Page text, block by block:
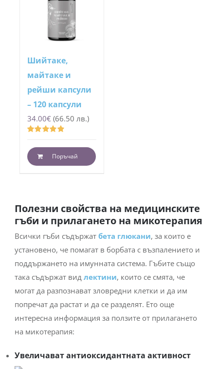
Шийтаке,
майтаке и
рейши капсули
– 120 капсули
4.88от 5
34.00€ (66.50 лв.)
Поръчай
Полезни свойства на медицинските
гъби и прилагането на микотерапия
Всички гъби съдържат бета глюкани, за които е
установено, че помагат в борбата с възпалението и
поддържането на имунната система. Гъбите също
така съдържат вид лектини, които се смята, че
могат да разпознават зловредни клетки и да им
попречат да растат и да се разделят. Ето още
интересна информация за ползите от прилагането
на микотерапия:
Увеличават антиоксидантната активност